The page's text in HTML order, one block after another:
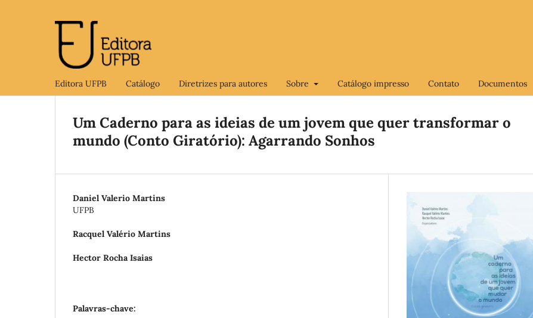
Editora UFPB Catálogo Diretrizes para autores Sobre Catálogo impresso Contato Documentos
Um Caderno para as ideias de um jovem que quer transformar o
mundo (Conto Giratório): Agarrando Sonhos
Daniel Valerio Martins
UFPB
Racquel Valério Martins
Hector Rocha Isaias
Palavras-chave: